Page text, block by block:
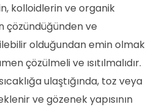
kolloidlerin ve organik
çözündüğünden ve
olduğundan emin olmak
çözülmeli ve ısıtılmalıdır.
ulaştığında, toz veya
ve gözenek yapısının